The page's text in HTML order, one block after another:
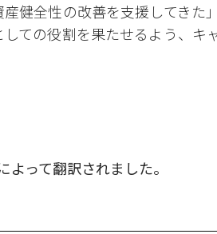
健全性の改善を支援してき
ての役割を果たせるよう、
よって翻訳されました。